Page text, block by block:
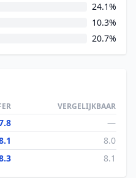
24.1%
10.3%
20.7%
VERGELIJKBAAR
—
8.0
8.1